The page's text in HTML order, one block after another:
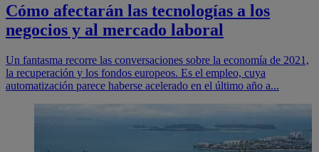
Cómo afectarán las tecnologías a los
negocios y al mercado laboral
Un fantasma recorre las conversaciones sobre la economía de 2021,
la recuperación y los fondos europeos. Es el empleo, cuya
automatización parece haberse acelerado en el último año a...